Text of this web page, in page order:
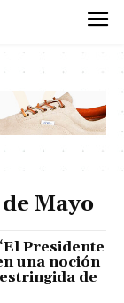
Mayo
Presidente
una noción
de